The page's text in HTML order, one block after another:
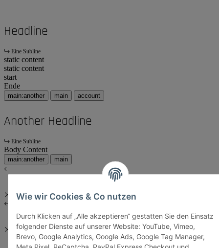
Wie wir Cookies & Co nutzen
Durch Klicken auf „Alle akzeptieren“ gestatten Sie den Einsatz
folgender Dienste auf unserer Website: YouTube, Vimeo,
Brevo, Google Analytics, Google Ads, Google Tag Manager,
Headline
Eine Subline
static content
static content
start
Ende
main:another main account
Another Headline
Eine Subline
Body Content
main:another main